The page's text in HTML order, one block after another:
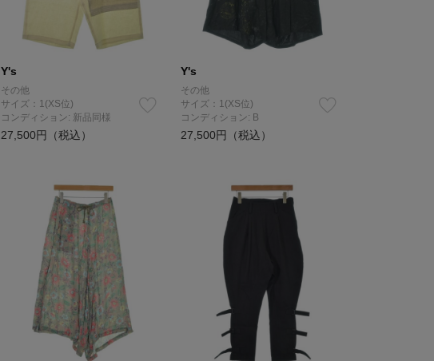
Y's
その他
サイズ：1(XS位)
コンディション: 新品同様
27,500円（税込）
Y's
その他
サイズ：1(XS位)
コンディション: B
27,500円（税込）